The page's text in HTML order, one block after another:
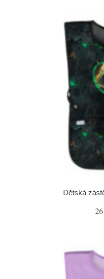
Dětská